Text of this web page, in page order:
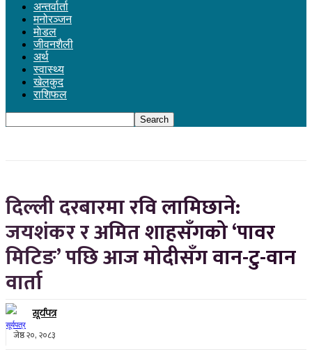
अन्तर्वार्ता
मनोरञ्जन
माेडल
जीवनशैली
अर्थ
स्वास्थ्य
खेलकुद
राशिफल
दिल्ली दरबारमा रवि लामिछाने:
जयशंकर र अमित शाहसँगको ‘पावर
मिटिङ’ पछि आज मोदीसँग वान-टु-वान
वार्ता
सूर्यपत्र
जेष्ठ २०, २०८३